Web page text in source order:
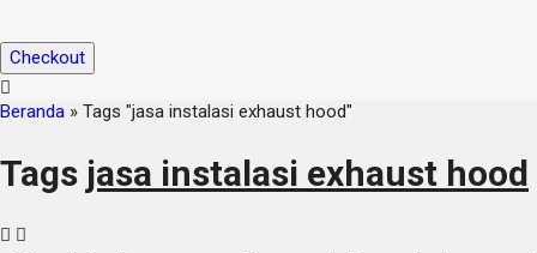
Checkout
Beranda » Tags "jasa instalasi exhaust hood"
Tags jasa instalasi exhaust hood